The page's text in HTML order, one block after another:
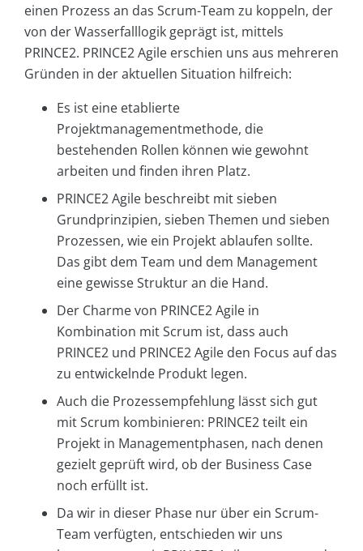
einen Prozess an das Scrum-Team zu koppeln, der
von der Wasserfalllogik geprägt ist, mittels
PRINCE2. PRINCE2 Agile erschien uns aus mehreren
Gründen in der aktuellen Situation hilfreich:
Es ist eine etablierte
Projektmanagementmethode, die
bestehenden Rollen können wie gewohnt
arbeiten und finden ihren Platz.
PRINCE2 Agile beschreibt mit sieben
Grundprinzipien, sieben Themen und sieben
Prozessen, wie ein Projekt ablaufen sollte.
Das gibt dem Team und dem Management
eine gewisse Struktur an die Hand.
Der Charme von PRINCE2 Agile in
Kombination mit Scrum ist, dass auch
PRINCE2 und PRINCE2 Agile den Focus auf das
zu entwickelnde Produkt legen.
Auch die Prozessempfehlung lässt sich gut
mit Scrum kombinieren: PRINCE2 teilt ein
Projekt in Managementphasen, nach denen
gezielt geprüft wird, ob der Business Case
noch erfüllt ist.
Da wir in dieser Phase nur über ein Scrum-
Team verfügten, entschieden wir uns